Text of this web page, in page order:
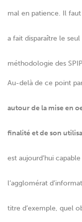
mal en patience. Il faut
a fait disparaître le
méthodologie des
Au-delà de ce point
autour de la mise en
finalité et de son
est aujourd’hui
l’agglomérat
titre d’exemple, quel